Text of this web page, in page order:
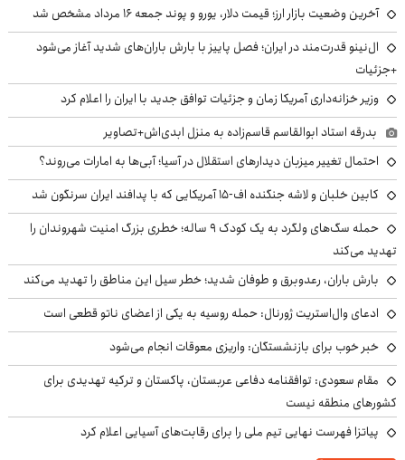
آخرین وضعیت بازار ارز؛ قیمت دلار، یورو و پوند جمعه ۱۶ مرداد مشخص شد
ال‌نینو قدرت‌مند در ایران؛ فصل پاییز با بارش باران‌های شدید آغاز می‌شود
+جزئیات
وزیر خزانه‌داری آمریکا زمان و جزئیات توافق جدید با ایران را اعلام کرد
بدرقه استاد ابوالقاسم قاسم‌زاده به منزل ابدی‌اش+تصاویر
احتمال تغییر میزبان دیدارهای استقلال در آسیا؛ آبی‌ها به امارات می‌روند؟
کابین خلبان و لاشه جنگنده اف-۱۵ آمریکایی که با پدافند ایران سرنگون شد
حمله سگ‌های ولگرد به یک کودک ۹ ساله؛ خطری بزرگ امنیت شهروندان را
تهدید می‌کند
بارش باران، رعدوبرق و طوفان شدید؛ خطر سیل این مناطق را تهدید می‌کند
ادعای وال‌استریت ژورنال: حمله روسیه به یکی از اعضای ناتو قطعی است
خبر خوب برای بازنشستگان: واریزی معوقات انجام می‌شود
مقام سعودی: توافقنامه دفاعی عربستان، پاکستان و ترکیه تهدیدی برای
کشورهای منطقه نیست
پیاتزا فهرست نهایی تیم ملی را برای رقابت‌های آسیایی اعلام کرد